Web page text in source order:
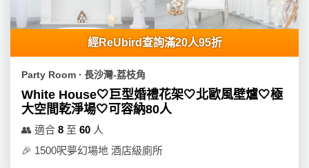
分
a
t
y
經ReUbird查詢滿20人95折
Party Room ∙ 長沙灣-荔枝角
White House🤍巨型婚禮花架🤍北歐風壁爐🤍極
大空間乾淨場🤍可容納80人
👥 適合 8 至 60 人
🎉 1500呎夢幻場地 酒店級廁所